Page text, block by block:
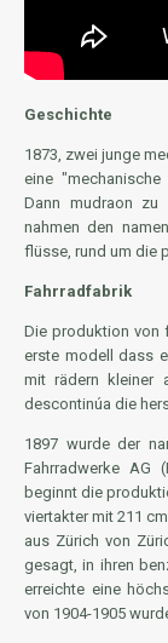
Geschichte
1873, zwei junge
eine
Dann mudraon zu
nahmen den
flüsse, rund um die
Fahrradfabrik
Die produktion von
erste modell dass
mit rädern kleiner
descontinúa die
1897 wurde der
Fahrradwerke AG
beginnt die
viertakter mit 211
aus Zürich von
gesagt, in ihren
erreichte eine
von 1904-1905